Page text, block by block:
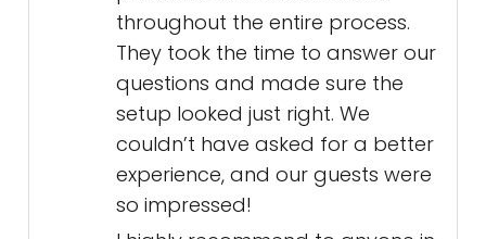
throughout the entire process.
They took the time to answer our
questions and made sure the
setup looked just right. We
couldn’t have asked for a better
experience, and our guests were
so impressed!